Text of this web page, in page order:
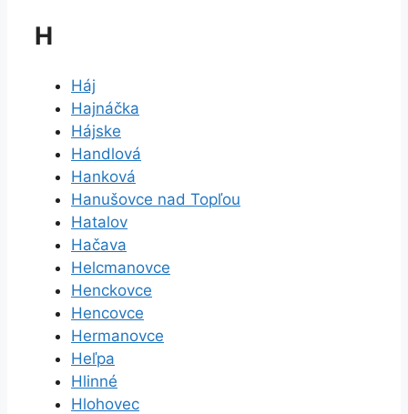
H
Háj
Hajnáčka
Hájske
Handlová
Hanková
Hanušovce nad Topľou
Hatalov
Hačava
Helcmanovce
Henckovce
Hencovce
Hermanovce
Heľpa
Hlinné
Hlohovec